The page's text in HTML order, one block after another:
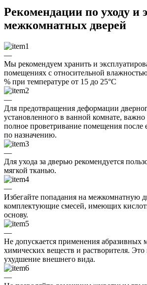
Рекомендации по уходу и
межкомнатных дверей
—
Мы рекомендуем хранить и
помещениях с относительной
% при температуре от 15 до 25°C
—
Для предотвращения деформации
установленного в ванной комнате, важно
полное проветривание помещения после
по назначению.
—
Для ухода за дверью рекомендуется
мягкой тканью.
—
Избегайте попадания на межкомнатную
комплектующие смесей, имеющих
основу.
—
Не допускается применения абразивных
химических веществ и растворителя.
ухудшение внешнего вида.
—